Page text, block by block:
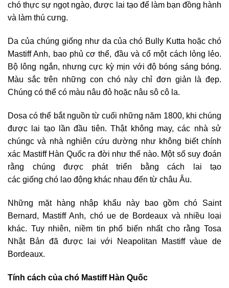
chó thực sự ngọt ngào, được lai tạo để làm bạn đồng hành
và làm thú cưng.
Da của chúng giống như da của chó Bully Kutta hoặc chó
Mastiff Anh, bao phủ cơ thể, đầu và cổ một cách lỏng lẻo.
Bộ lông ngắn, nhưng cực kỳ mịn với độ bóng sáng bóng.
Màu sắc trên những con chó này chỉ đơn giản là đẹp.
Chúng có thể có màu nâu đỏ hoặc nâu sô cô la.
Dosa có thể bắt nguồn từ cuối những năm 1800, khi chúng
được lai tạo lần đầu tiên. Thật không may, các nhà sử
chúngc và nhà nghiên cứu dường như không biết chính
xác Mastiff Hàn Quốc ra đời như thế nào. Một số suy đoán
rằng chúng được phát triển bằng cách lai tạo
các giống chó lao động khác nhau đến từ châu Âu.
Những mặt hàng nhập khẩu này bao gồm chó Saint
Bernard, Mastiff Anh, chó ue de Bordeaux và nhiều loại
khác. Tuy nhiên, niềm tin phổ biến nhất cho rằng Tosa
Nhật Bản đã được lai với Neapolitan Mastiff vàue de
Bordeaux.
Tính cách của chó Mastiff Hàn Quốc